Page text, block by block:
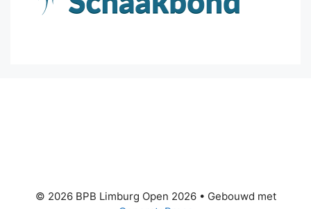
© 2026 BPB Limburg Open 2026• Gebouwd met